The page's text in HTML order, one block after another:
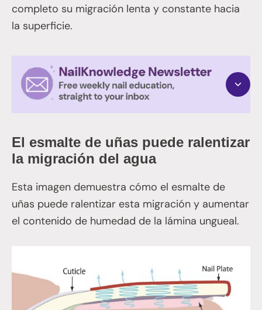
completo su migración lenta y constante hacia
la superficie.
El esmalte de uñas puede ralentizar
la migración del agua
Esta imagen demuestra cómo el esmalte de
uñas puede ralentizar esta migración y aumentar
el contenido de humedad de la lámina ungueal.